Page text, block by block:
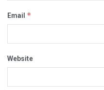
Email *
Website